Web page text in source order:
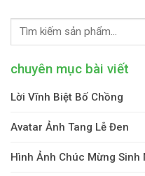
chuyên mục bài viết
Lời Vĩnh Biệt Bố Chồng
Avatar Ảnh Tang Lễ Đen
Hình Ảnh Chúc Mừng Sinh